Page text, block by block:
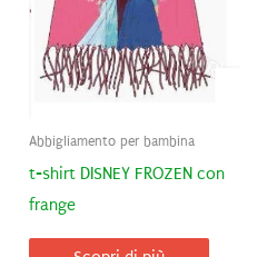
Abbigliamento per bambina
t-shirt DISNEY FROZEN con
frange